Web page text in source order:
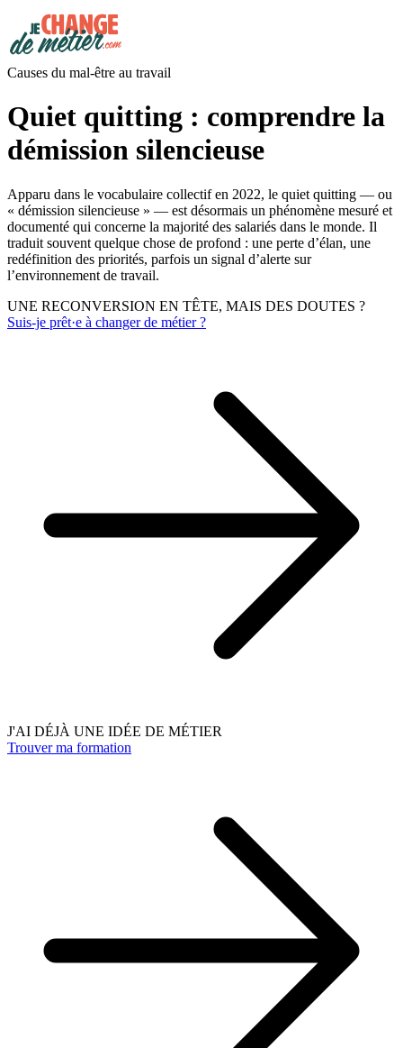
Causes du mal-être au travail
Quiet quitting : comprendre la
démission silencieuse
Apparu dans le vocabulaire collectif en 2022, le quiet quitting — ou
« démission silencieuse » — est désormais un phénomène mesuré et
documenté qui concerne la majorité des salariés dans le monde. Il
traduit souvent quelque chose de profond : une perte d’élan, une
redéfinition des priorités, parfois un signal d’alerte sur
l’environnement de travail.
UNE RECONVERSION EN TÊTE, MAIS DES DOUTES ?
Suis-je prêt·e à changer de métier ?
J'AI DÉJÀ UNE IDÉE DE MÉTIER
Trouver ma formation